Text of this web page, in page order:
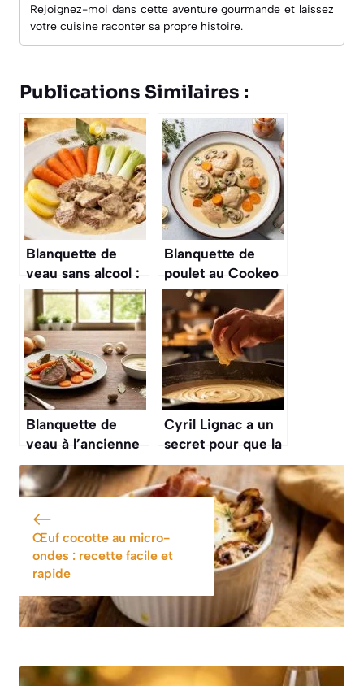
Rejoignez-moi dans cette aventure gourmande et laissez
votre cuisine raconter sa propre histoire.
Publications Similaires :
Blanquette de
veau sans alcool :
recette
savoureuse et
facile
Blanquette de
poulet au Cookeo
: la recette facile
et rapide
Blanquette de
veau à l’ancienne
au Cookeo :
recette facile et
savoureuse
Cyril Lignac a un
secret pour que la
sauce de la
blanquette de
veau soit
parfaitement
nappante
Œuf cocotte au micro-
ondes : recette facile et
rapide